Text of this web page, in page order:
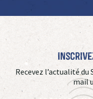
Recevez l’actualité
mail